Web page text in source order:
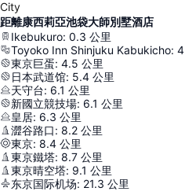
City
距離康西莉亞池袋大師別墅酒店
Ikebukuro: 0.3 公里
Toyoko Inn Shinjuku Kabukicho: 4
東京巨蛋: 4.5 公里
日本武道馆: 5.4 公里
天守台: 6.1 公里
新國立競技場: 6.1 公里
皇居: 6.3 公里
澀谷路口: 8.2 公里
東京: 8.4 公里
東京鐵塔: 8.7 公里
東京晴空塔: 9.1 公里
东京国际机场: 21.3 公里